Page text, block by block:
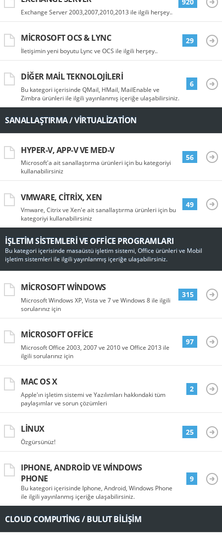
Exchange Server 2003,2007,2010,2013 ile ilgili herşey..
MICROSOFT OCS & LYNC
İletişimin yeni boyutu Lync ve OCS ile ilgili herşey..
29
DIĞER MAIL TEKNOLOJILERI
Bu kategori içerisinde QMail, HMail, MailEnable ve
Zimbra ürünleri ile ilgili yayınlanmış içeriğe ulaşabilirsiniz.
6
SANALLAŞTIRMA / VIRTUALIZATION
HYPER-V, APP-V VE MED-V
Microsoft'a ait sanallaştırma ürünleri için bu kategoriyi
kullanabilirsiniz
56
VMWARE, CITRIX, XEN
Vmware, Citrix ve Xen'e ait sanallaştırma ürünleri için bu
kategoriyi kullanabilirsiniz
49
İŞLETIM SISTEMLERI VE OFFICE PROGRAMLARI
Bu kategori içerisinde masaüstü işletim sistemi, Office ürünleri ve Mobil
işletim sistemleri ile ilgili yayınlanmış içeriğe ulaşabilirsiniz.
MICROSOFT WINDOWS
Microsoft Windows XP, Vista ve 7 ve Windows 8 ile ilgili
sorularınız için
315
MICROSOFT OFFICE
Microsoft Office 2003, 2007 ve 2010 ve Office 2013 ile
ilgili sorularınız için
97
MAC OS X
Apple'ın işletim sistemi ve Yazılımları hakkındaki tüm
paylaşımlar ve sorun çözümleri
2
LINUX
Özgürsünüz!
25
IPHONE, ANDROID VE WINDOWS
PHONE
Bu kategori içerisinde Iphone, Android, Windows Phone
ile ilgili yayınlanmış içeriğe ulaşabilirsiniz.
9
CLOUD COMPUTING / BULUT BILIŞIM